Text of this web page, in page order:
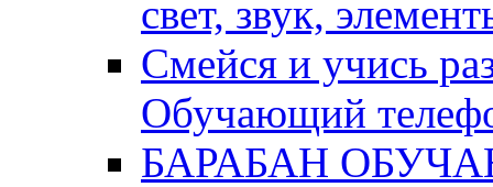
свет, звук,
Смейся и учись
Обучающий
БАРАБАН